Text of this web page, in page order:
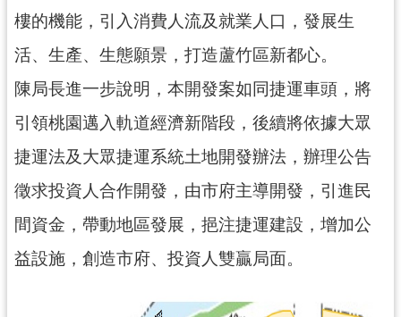
覽
市
政
箱
桃
園
入
口
樓的機能，引入消費人流及就業人口，發展生
活、生產、生態願景，打造蘆竹區新都心。
陳局長進一步說明，本開發案如同捷運車頭，將
引領桃園邁入軌道經濟新階段，後續將依據大眾
捷運法及大眾捷運系統土地開發辦法，辦理公告
徵求投資人合作開發，由市府主導開發，引進民
間資金，帶動地區發展，挹注捷運建設，增加公
益設施，創造市府、投資人雙贏局面。